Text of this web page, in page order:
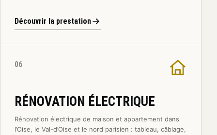
Découvrir la prestation
06
RÉNOVATION ÉLECTRIQUE
Rénovation électrique de maison et appartement dans
l’Oise, le Val-d’Oise et le nord parisien : tableau, câblage,